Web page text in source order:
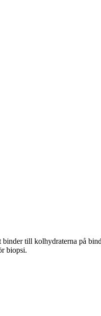
till kolhydraterna på
biopsi.